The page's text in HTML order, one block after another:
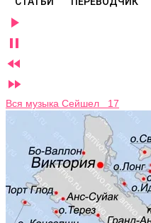




Вся музыка Сейшел 17